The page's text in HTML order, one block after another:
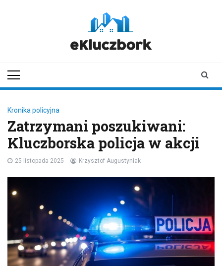
Kronika policyjna
Zatrzymani poszukiwani:
Kluczborska policja w akcji
25 listopada 2025 Krzysztof Augustyniak